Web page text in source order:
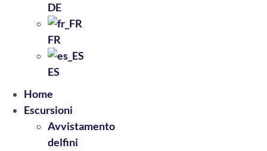
DE
FR
ES
Home
Escursioni
Avvistamento
delfini